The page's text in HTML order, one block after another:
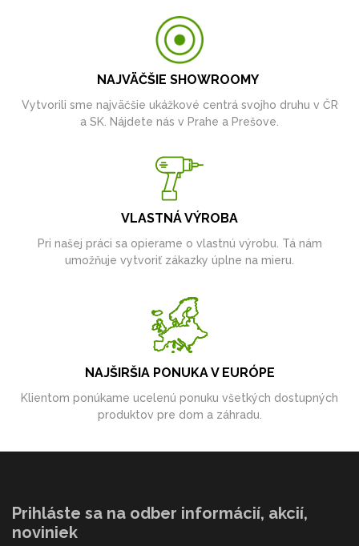
NAJVÄČŠIE SHOWROOMY
Vytvorili sme najväčšie ukážkové centrá svojho druhu v ČR
a SK. Nájdete nás v Prahe a Prešove.
VLASTNÁ VÝROBA
Pri našej práci sa opierame o vlastnú výrobu. Tá nám
umožňuje vytvoriť zákazky úplne na mieru.
NAJŠIRŠIA PONUKA V EURÓPE
Klientom ponúkame ucelenú ponuku všetkých dostupných
produktov pre dom a záhradu.
Prihláste sa na odber informácií, akcií,
noviniek